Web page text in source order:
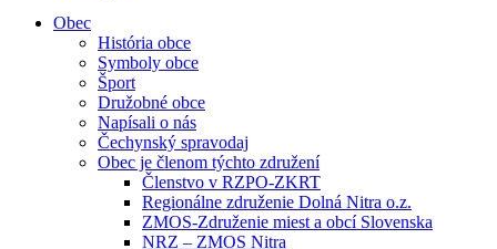
Obec
História obce
Symboly obce
Šport
Družobné obce
Napísali o nás
Čechynský spravodaj
Obec je členom týchto združení
Členstvo v RZPO-ZKRT
Regionálne združenie Dolná Nitra o.z.
ZMOS-Združenie miest a obcí Slovenska
NRZ – ZMOS Nitra